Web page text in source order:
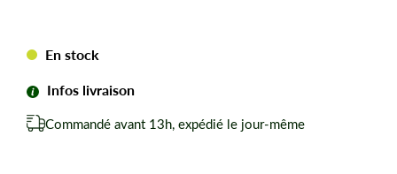
Caractéristiques
techniques
Compatibilité: moteurs Briggs & Stratton
En stock
Infos livraison
Commandé avant 13h, expédié le jour-même